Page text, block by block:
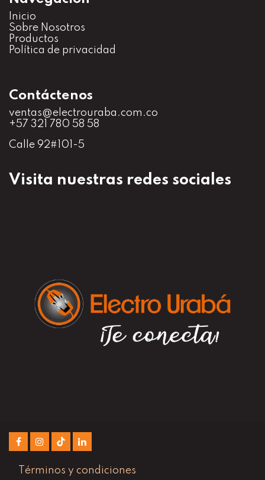
Inicio
Sobre Nosotros
Productos
Política de privacidad
Contáctenos
ventas@electrouraba.com.co
+57 321 780 58 58
Calle 92#101-5
Visita nuestras redes sociales
Términos y condiciones